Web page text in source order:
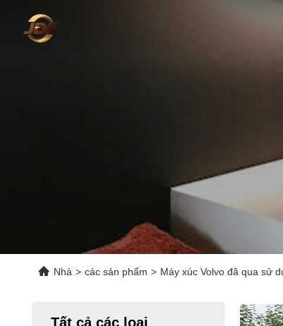
Nhà > các sản phẩm > Máy xúc Volvo đã qua sử
Tất cả các loại